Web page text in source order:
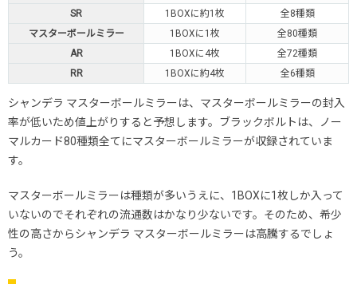
SR
1BOXに約1枚
全8種類
マスターボールミラー
1BOXに1枚
全80種類
AR
1BOXに4枚
全72種類
RR
1BOXに約4枚 全6種類
シャンデラ マスターボールミラーは、マスターボールミラーの封入
率が低いため値上がりすると予想します。ブラックボルトは、ノー
マルカード80種類全てにマスターボールミラーが収録されていま
す。
マスターボールミラーは種類が多いうえに、1BOXに1枚しか入って
いないのでそれぞれの流通数はかなり少ないです。そのため、希少
性の高さからシャンデラ マスターボールミラーは高騰するでしょ
う。